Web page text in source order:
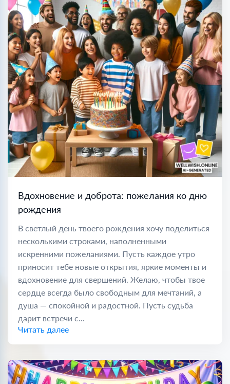
Вдохновение и доброта: пожелания ко дню
рождения
В светлый день твоего рождения хочу поделиться
несколькими строками, наполненными
искренними пожеланиями. Пусть каждое утро
приносит тебе новые открытия, яркие моменты и
вдохновение для свершений. Желаю, чтобы твое
сердце всегда было свободным для мечтаний, а
душа — спокойной и радостной. Пусть судьба
дарит встречи с...
Читать далее